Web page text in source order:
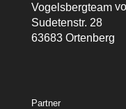
Vogelsbergteam
Sudetenstr. 28
63683 Ortenberg
Partner